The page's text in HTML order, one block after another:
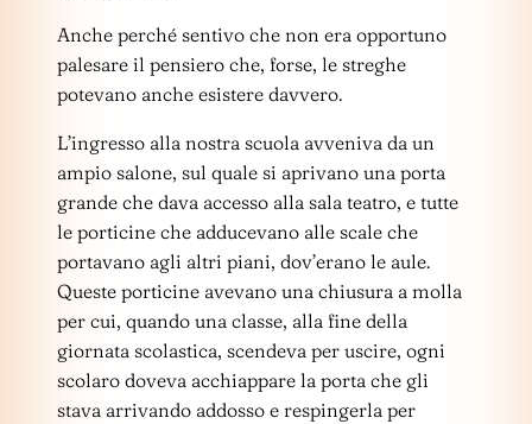
Anche perché sentivo che non era opportuno
palesare il pensiero che, forse, le streghe
potevano anche esistere davvero.
L’ingresso alla nostra scuola avveniva da un
ampio salone, sul quale si aprivano una porta
grande che dava accesso alla sala teatro, e tutte
le porticine che adducevano alle scale che
portavano agli altri piani, dov’erano le aule.
Queste porticine avevano una chiusura a molla
per cui, quando una classe, alla fine della
giornata scolastica, scendeva per uscire, ogni
scolaro doveva acchiappare la porta che gli
stava arrivando addosso e respingerla per